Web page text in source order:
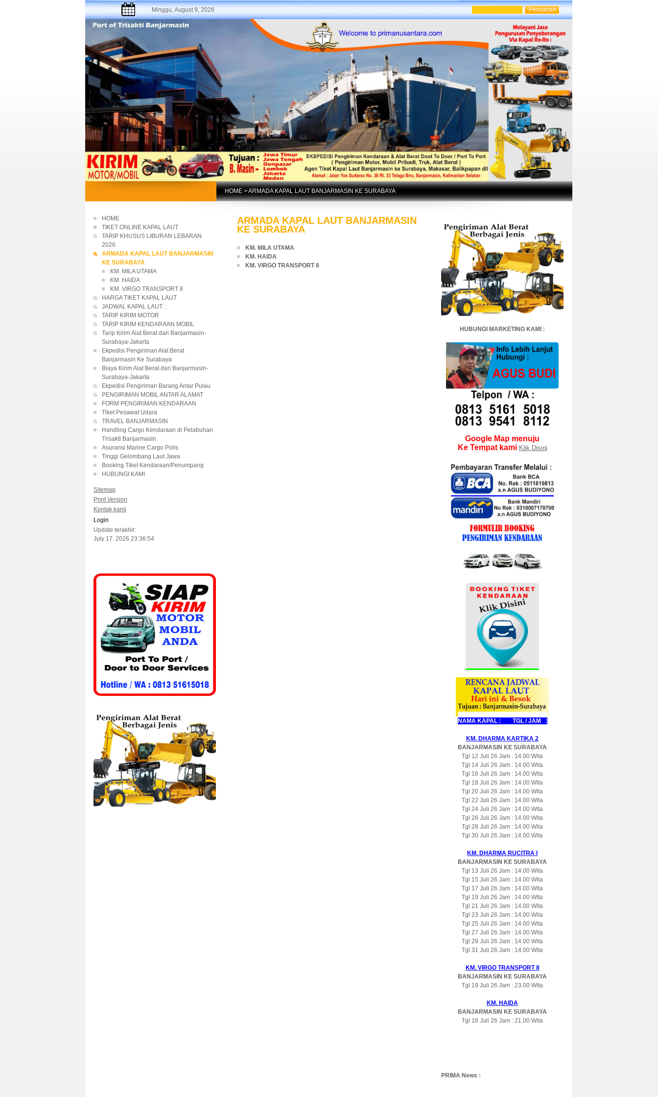
Minggu, August 9, 2026
HOME > ARMADA KAPAL LAUT BANJARMASIN KE SURABAYA
HOME
TIKET ONLINE KAPAL LAUT
TARIP KHUSUS LIBURAN LEBARAN
2026
ARMADA KAPAL LAUT BANJARMASIN
KE SURABAYA
KM. MILA UTAMA
KM. HAIDA
KM. VIRGO TRANSPORT 8
HARGA TIKET KAPAL LAUT
JADWAL KAPAL LAUT :
TARIP KIRIM MOTOR
TARIP KIRIM KENDARAAN MOBIL
Tarip Kirim Alat Berat dari Banjarmasin-
Surabaya-Jakarta
Ekpedisi Pengiriman Alat Berat
Banjarmasin Ke Surabaya
Biaya Kirim Alat Berat dari Banjarmasin-
Surabaya-Jakarta
Ekpedisi Pengiriman Barang Antar Pulau
PENGIRIMAN MOBIL ANTAR ALAMAT
FORM PENGIRIMAN KENDARAAN
Tiket Pesawat Udara
TRAVEL BANJARMASIN
Handling Cargo Kendaraan di Pelabuhan
Trisakti Banjarmasin
Asuransi Marine Cargo Polis
Tinggi Gelombang Laut Jawa
Booking Tiket Kendaraan/Penumpang
HUBUNGI KAMI
Sitemap
Print Version
Kontak kami
Login
Update terakhir:
July 17. 2026 23:36:54
ARMADA KAPAL LAUT BANJARMASIN
KE SURABAYA
KM. MILA UTAMA
KM. HAIDA
KM. VIRGO TRANSPORT 8
HUBUNGI MARKETING KAMI :
Google Map menuju
Ke Tempat kami Klik Disini
NAMA KAPAL : TGL / JAM :
KM. DHARMA KARTIKA 2
BANJARMASIN KE SURABAYA
Tgl 12 Juli 26 Jam : 14.00 Wita
Tgl 14 Juli 26 Jam : 14.00 Wita
Tgl 16 Juli 26 Jam : 14.00 Wita
Tgl 18 Juli 26 Jam : 14.00 Wita
Tgl 20 Juli 26 Jam : 14.00 Wita
Tgl 22 Juli 26 Jam : 14.00 Wita
Tgl 24 Juli 26 Jam : 14.00 Wita
Tgl 26 Juli 26 Jam : 14.00 Wita
Tgl 28 Juli 26 Jam : 14.00 Wita
Tgl 30 Juli 26 Jam : 14.00 Wita
KM. DHARMA RUCITRA I
BANJARMASIN KE SURABAYA
Tgl 13 Juli 26 Jam : 14.00 Wita
Tgl 15 Juli 26 Jam : 14.00 Wita
Tgl 17 Juli 26 Jam : 14.00 Wita
Tgl 19 Juli 26 Jam : 14.00 Wita
Tgl 21 Juli 26 Jam : 14.00 Wita
Tgl 23 Juli 26 Jam : 14.00 Wita
Tgl 25 Juli 26 Jam : 14.00 Wita
Tgl 27 Juli 26 Jam : 14.00 Wita
Tgl 29 Juli 26 Jam : 14.00 Wita
Tgl 31 Juli 26 Jam : 14.00 Wita
KM. VIRGO TRANSPORT 8
BANJARMASIN KE SURABAYA
Tgl 19 Juli 26 Jam : 23.00 Wita
KM. HAIDA
BANJARMASIN KE SURABAYA
Tgl 18 Juli 26 Jam : 21.00 Wita
PRIMA News :